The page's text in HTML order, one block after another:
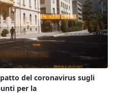
del coronavirus sugli
per la